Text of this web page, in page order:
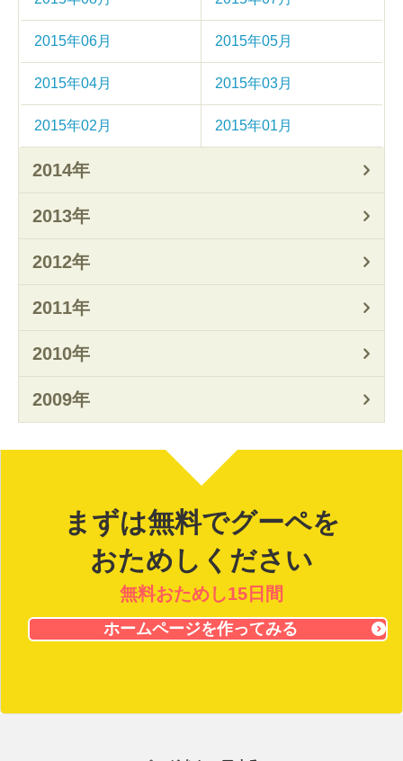
2015年06月 2015年05月
2015年04月 2015年03月
2015年02月 2015年01月
2014年
2013年
2012年
2011年
2010年
2009年
まずは無料でグーペを
おためしください
無料おためし15日間
ホームページを作ってみる